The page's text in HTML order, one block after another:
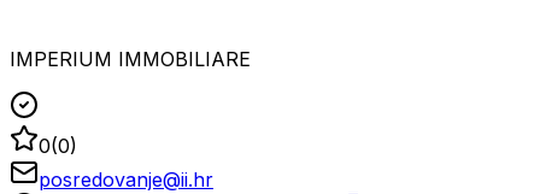
IMPERIUM IMMOBILIARE
0(0)
posredovanje@ii.hr